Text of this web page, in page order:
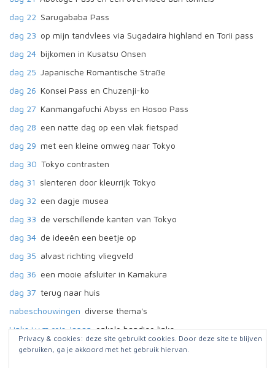
dag 22 Sarugababa Pass
dag 23 op mijn tandvlees via Sugadaira highland en Torii pass
dag 24 bijkomen in Kusatsu Onsen
dag 25 Japanische Romantische Straße
dag 26 Konsei Pass en Chuzenji-ko
dag 27 Kanmangafuchi Abyss en Hosoo Pass
dag 28 een natte dag op een vlak fietspad
dag 29 met een kleine omweg naar Tokyo
dag 30 Tokyo contrasten
dag 31 slenteren door kleurrijk Tokyo
dag 32 een dagje musea
dag 33 de verschillende kanten van Tokyo
dag 34 de ideeën een beetje op
dag 35 alvast richting vliegveld
dag 36 een mooie afsluiter in Kamakura
dag 37 terug naar huis
nabeschouwingen diverse thema's
Links i.v.m reis Japan enkele handige links
Privacy & cookies: deze site gebruikt cookies. Door deze site te blijven
gebruiken, ga je akkoord met het gebruik hiervan.